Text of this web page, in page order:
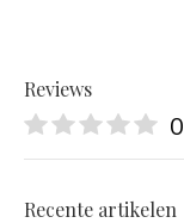
Reviews
0
Recente artikelen